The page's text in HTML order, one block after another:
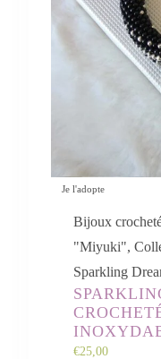
Je l'adopte
Bijoux
"Miyuki",
Sparkling
€25,00